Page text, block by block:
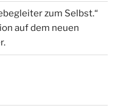
zum Selbst.“
auf dem neuen